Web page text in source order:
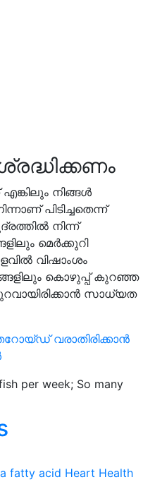
നിങ്ങൾ
പിടിച്ചതെന്ന്
നിന്ന്
മെർക്കുറി
വിഷാംശം
കൊഴുപ്പ് കുറഞ്ഞ
സാധ്യത
വരാതിരിക്കാൻ
per week; So many
fatty acid Heart Health